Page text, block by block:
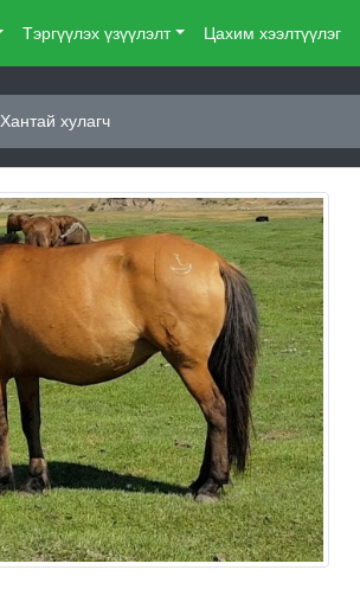
Тэргүүлэх үзүүлэлт Цахим хээлтүүлэг
Хантай хулагч